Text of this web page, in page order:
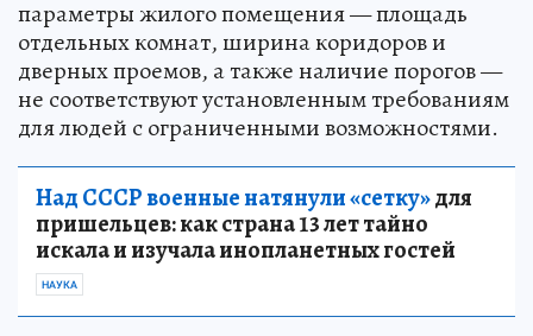
параметры жилого помещения — площадь
отдельных комнат, ширина коридоров и
дверных проемов, а также наличие порогов —
не соответствуют установленным требованиям
для людей с ограниченными возможностями.
Над СССР военные натянули «сетку»для
пришельцев: как страна 13 лет тайно
искала и изучала инопланетных гостей
НАУКА